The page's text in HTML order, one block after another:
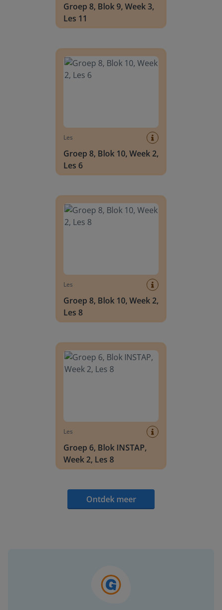
Groep 8, Blok 9, Week 3,
Les 11
Les
Groep 8, Blok 10, Week 2,
Les 6
Les
Groep 8, Blok 10, Week 2,
Les 8
Les
Groep 6, Blok INSTAP,
Week 2, Les 8
Ontdek meer